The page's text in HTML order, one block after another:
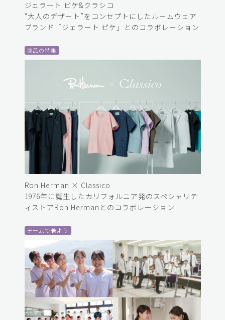
ジェラート ピケ&クラシコ
“大人のデザート”をコンセプトにしたルームウェア
ブランド「ジェラート ピケ」とのコラボレーション
商品の特集
Ron Herman × Classico
1976年に誕生したカリフォルニア発のスペシャリテ
ィストアRon Hermanとのコラボレーション
チームで着よう